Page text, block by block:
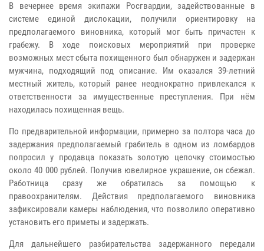
В вечернее время экипажи Росгвардии, задействованные в
системе единой дислокации, получили ориентировку на
предполагаемого виновника, который мог быть причастен к
грабежу. В ходе поисковых мероприятий при проверке
возможных мест сбыта похищенного был обнаружен и задержан
мужчина, подходящий под описание. Им оказался 39-летний
местный житель, который ранее неоднократно привлекался к
ответственности за имущественные преступления. При нём
находилась похищенная вещь.
По предварительной информации, примерно за полтора часа до
задержания предполагаемый грабитель в одном из ломбардов
попросил у продавца показать золотую цепочку стоимостью
около 40 000 рублей. Получив ювелирное украшение, он сбежал.
Работница сразу же обратилась за помощью к
правоохранителям. Действия предполагаемого виновника
зафиксировали камеры наблюдения, что позволило оперативно
установить его приметы и задержать.
Для дальнейшего разбирательства задержанного передали